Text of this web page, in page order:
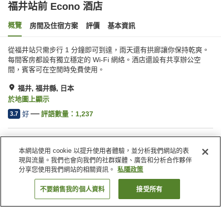
福井站前 Econo 酒店
概覽 房間及住宿方案 評價 基本資訊
從福井站只需步行 1 分鐘即可到達，雨天還有拱廊讓你保持乾爽。
每間客房都設有獨立穩定的 Wi-Fi 網絡。酒店還設有共享辦公空
間，賓客可在空閒時免費使用。
福井, 福井縣, 日本
於地圖上顯示
3.7 好 評語數量： 1,237
停車場
洗衣設備
自動販賣機
會議室
日本 福井縣 福井 福井站前 Econo 酒店
找客房
本網站使用 cookie 以提升使用者體驗，並分析我們網站的表
現與流量。我們也會向我們的社群媒體、廣告和分析合作夥伴
分享您使用我們網站的相關資訊。
私隱政策
不要銷售我的個人資料 接受所有